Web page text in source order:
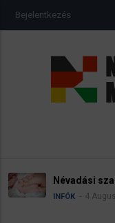
USER
ACCOUNT
Bejelentkezés
Névadási
INFÓK 4